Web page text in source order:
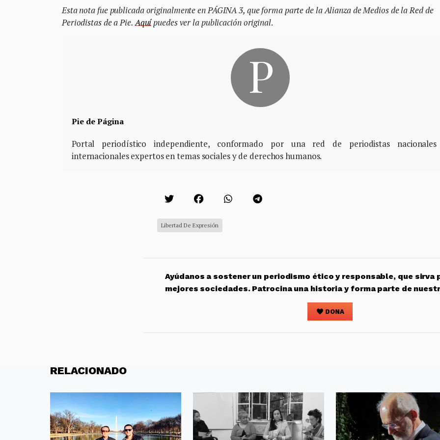
Esta nota fue publicada originalmente en PÁGINA 3, que forma parte de la Alianza de Medios de la Red de
Periodistas de a Pie.Aquípuedes ver la publicación original.
Pie de Página
Portal periodístico independiente, conformado por una red de periodistas
internacionales expertos en temas sociales y de derechos humanos.
Libertad De Expresión
Ayúdanos a sostener un periodismo ético y responsable, que sirva
mejores sociedades. Patrocina una historia y forma parte de
DONA
RELACIONADO